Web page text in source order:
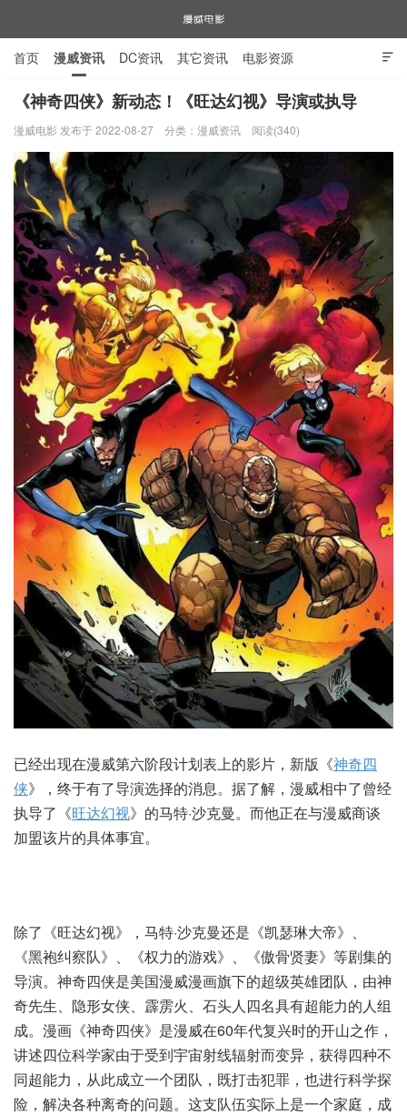
漫威电影

首页 漫威资讯 DC资讯 其它资讯 电影资源
电视剧资源 漫威图片
《神奇四侠》新动态！《旺达幻视》导演或执导
漫威电影 发布于 2022-08-27 分类： 漫威资讯 阅读(340)
已经出现在漫威第六阶段计划表上的影片，新版《神奇四
侠》，终于有了导演选择的消息。据了解，漫威相中了曾经
执导了《旺达幻视》的马特·沙克曼。而他正在与漫威商谈
加盟该片的具体事宜。
除了《旺达幻视》，马特·沙克曼还是《凯瑟琳大帝》、
《黑袍纠察队》、《权力的游戏》、《傲骨贤妻》等剧集的
导演。神奇四侠是美国漫威漫画旗下的超级英雄团队，由神
奇先生、隐形女侠、霹雳火、石头人四名具有超能力的人组
成。漫画《神奇四侠》是漫威在60年代复兴时的开山之作，
讲述四位科学家由于受到宇宙射线辐射而变异，获得四种不
同超能力，从此成立一个团队，既打击犯罪，也进行科学探
险，解决各种离奇的问题。这支队伍实际上是一个家庭，成